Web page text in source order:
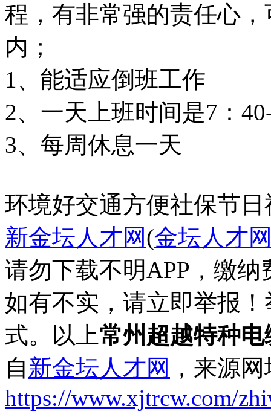
程，有非常强的责任心
内；
1、能适应倒班工作
2、一天上班时间是7：
3、每周休息一天
环境好交通方便社保节日
新金坛人才网(金坛人才
请勿下载不明APP，缴
如有不实，请立即举报
式。以上常州超越特种
自新金坛人才网 ，来源
https://www.xjtrcw.com/